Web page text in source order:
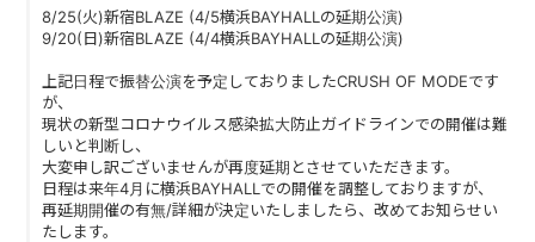
8/25(火)新宿BLAZE (4/5横浜BAYHALLの延期公演)
9/20(日)新宿BLAZE (4/4横浜BAYHALLの延期公演)
上記日程で振替公演を予定しておりましたCRUSH OF MODEです
が、
現状の新型コロナウイルス感染拡大防止ガイドラインでの開催は難
しいと判断し、
大変申し訳ございませんが再度延期とさせていただきます。
日程は来年4月に横浜BAYHALLでの開催を調整しておりますが、
再延期開催の有無/詳細が決定いたしましたら、改めてお知らせい
たします。